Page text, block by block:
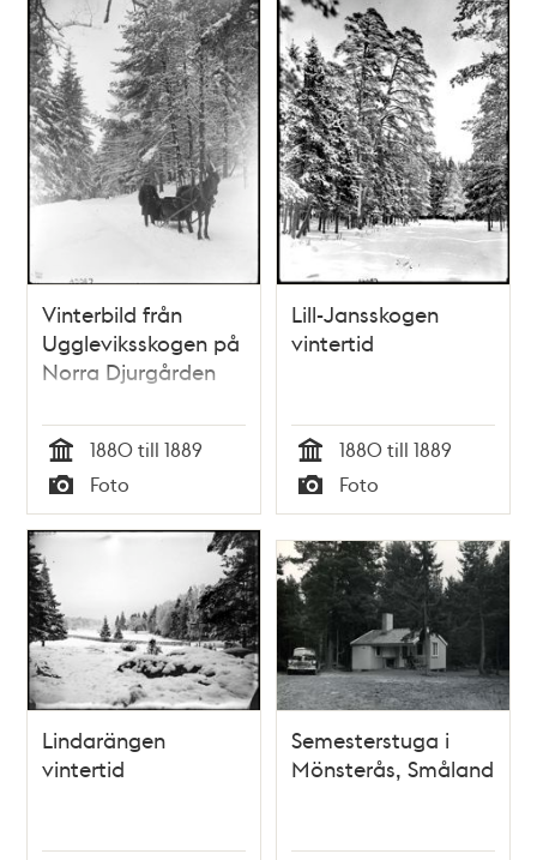
Vinterbild från
Uggleviksskogen på
Norra Djurgården
Tid
1880 till 1889
Typ
Foto
Lill-Jansskogen
vintertid
Tid
1880 till 1889
Typ
Foto
Lindarängen
vintertid
Semesterstuga i
Mönsterås, Småland